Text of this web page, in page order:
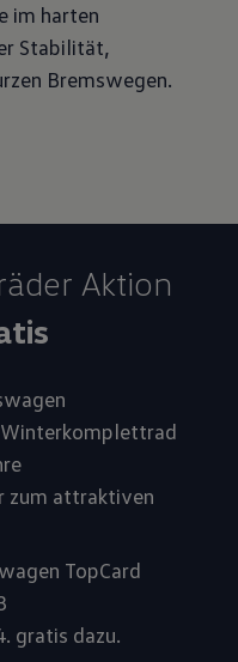
im harten
Stabilität,
Bremswegen.
Aktion
zum attraktiven
TopCard
gratis dazu.